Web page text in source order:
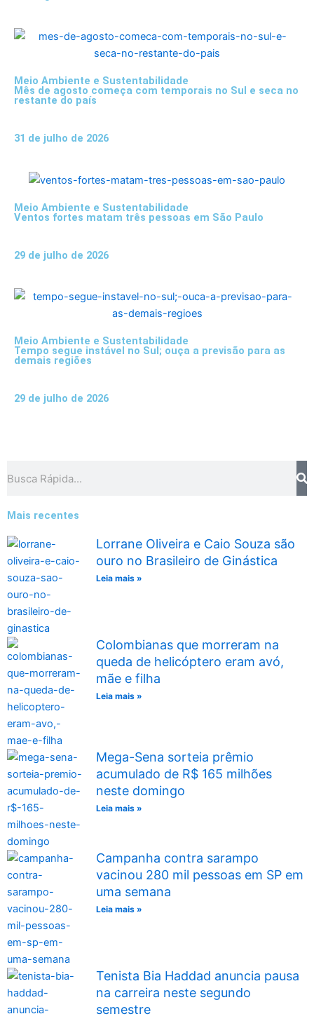
Meio Ambiente e Sustentabilidade
Mês de agosto começa com temporais no Sul e seca no
restante do país
31 de julho de 2026
Meio Ambiente e Sustentabilidade
Ventos fortes matam três pessoas em São Paulo
29 de julho de 2026
Meio Ambiente e Sustentabilidade
Tempo segue instável no Sul; ouça a previsão para as
demais regiões
29 de julho de 2026
Mais recentes
Lorrane Oliveira e Caio Souza são
ouro no Brasileiro de Ginástica
Leia mais »
Colombianas que morreram na
queda de helicóptero eram avó,
mãe e filha
Leia mais »
Mega-Sena sorteia prêmio
acumulado de R$ 165 milhões
neste domingo
Leia mais »
Campanha contra sarampo
vacinou 280 mil pessoas em SP em
uma semana
Leia mais »
Tenista Bia Haddad anuncia pausa
na carreira neste segundo
semestre